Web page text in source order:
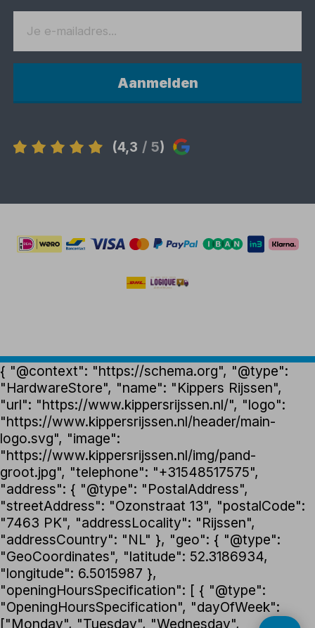
Aanmelden
(4,3 / 5)
{ "@context": "https://schema.org", "@type":
"HardwareStore", "name": "Kippers Rijssen",
"url": "https://www.kippersrijssen.nl/", "logo":
"https://www.kippersrijssen.nl/header/main-
logo.svg", "image":
"https://www.kippersrijssen.nl/img/pand-
groot.jpg", "telephone": "+31548517575",
"address": { "@type": "PostalAddress",
"streetAddress": "Ozonstraat 13", "postalCode":
"7463 PK", "addressLocality": "Rijssen",
"addressCountry": "NL" }, "geo": { "@type":
"GeoCoordinates", "latitude": 52.3186934,
"longitude": 6.5015987 },
"openingHoursSpecification": [ { "@type":
"OpeningHoursSpecification", "dayOfWeek":
["Monday", "Tuesday", "Wednesday",